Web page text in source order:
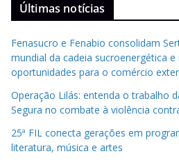
Últimas notícias
Fenasucro e Fenabio consolidam
mundial da cadeia sucroenergética
oportunidades para o comércio
Operação Lilás: entenda o trabalho
Segura no combate à violência
25ª FIL conecta gerações em
literatura, música e artes